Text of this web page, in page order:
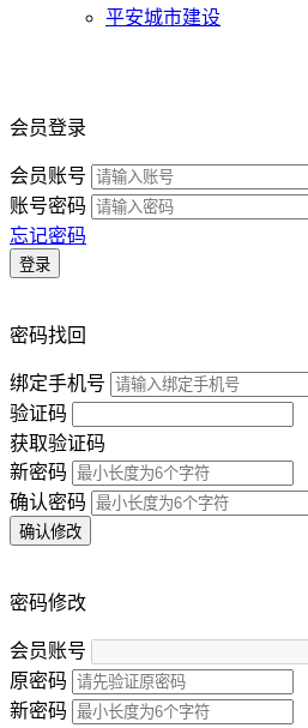
平安城市建设
会员登录
会员账号
账号密码
忘记密码
登录
密码找回
绑定手机号
验证码
获取验证码
新密码
确认密码
确认修改
密码修改
会员账号
原密码
新密码